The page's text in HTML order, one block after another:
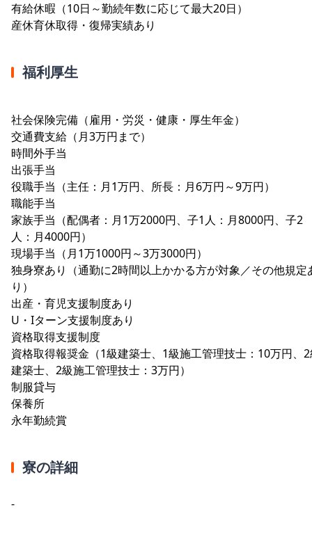
有給休暇（10日～勤続年数に応じて最大20日）
産休育休取得・復帰実績あり
福利厚生
社会保険完備（雇用・労災・健康・厚生年金）
交通費支給（月3万円まで）
時間外手当
出張手当
役職手当（主任：月1万円、所長：月6万円～9万円）
職能手当
家族手当（配偶者：月1万2000円、子1人：月8000円、子2
人：月4000円）
現場手当（月1万1000円～3万3000円）
独身寮あり（通勤に2時間以上かかる方が対象／その他規定
り）
出産・育児支援制度あり
U・Iターン支援制度あり
資格取得支援制度
資格取得報奨金（1級建築士、1級施工管理技士：10万円、
建築士、2級施工管理技士：3万円）
制服貸与
保養所
永年勤続賞
寮の詳細
-